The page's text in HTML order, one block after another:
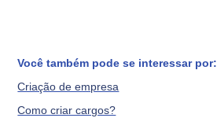
Você também pode se interessar por:
Criação de empresa
Como criar cargos?